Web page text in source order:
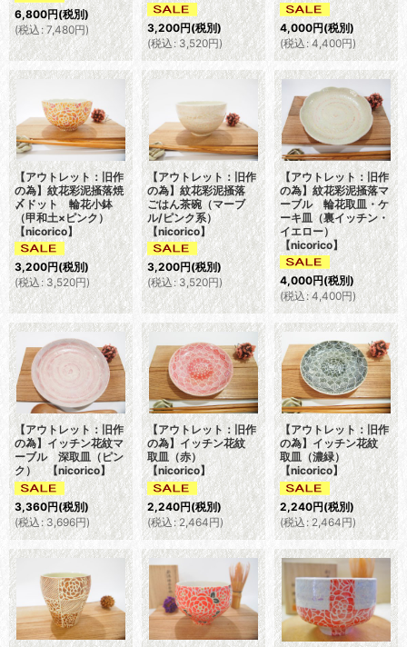
6,800円(税別)
(税込 : 7,480円) 3,200円(税別)
(税込 : 3,520円)
4,000円(税別)
(税込: 4,400円)
【アウトレット：旧作
の為】紋花彩泥掻落焼
〆ドット 輪花小鉢
（甲和土×ピンク）
【nicorico】
3,200円(税別)
(税込: 3,520円)
【アウトレット：旧作
の為】紋花彩泥掻落
ごはん茶碗（マーブ
ル/ピンク系）
【nicorico】
3,200円(税別)
(税込: 3,520円)
【アウトレット：旧作
の為】紋花彩泥掻落マ
ーブル 輪花取皿・ケ
ーキ皿（裏イッチン・
イエロー）
【nicorico】
4,000円(税別)
(税込: 4,400円)
【アウトレット：旧作
の為】イッチン花紋マ
ーブル 深取皿（ピン
ク） 【nicorico】
3,360円(税別)
(税込 : 3,696円)
【アウトレット：旧作
の為】イッチン花紋
取皿（赤）
【nicorico】
2,240円(税別)
(税込 : 2,464円)
【アウトレット：旧作
の為】イッチン花紋
取皿（濃緑）
【nicorico】
2,240円(税別)
(税込 : 2,464円)